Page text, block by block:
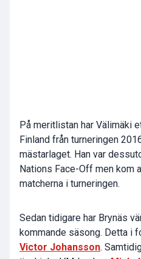
På meritlistan har Välimäki
Finland från turneringen
mästarlaget. Han var
Nations Face-Off men kom
matcherna i turneringen.
Sedan tidigare har Brynäs
kommande säsong. Detta i
Victor Johansson.